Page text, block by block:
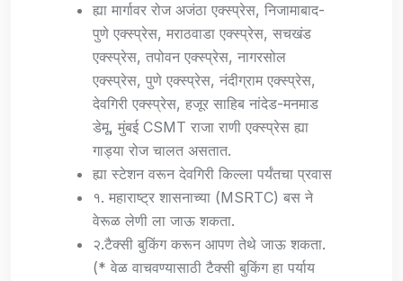
ह्या मार्गावर रोज अजंठा एक्स्प्रेस, निजामाबाद-
पुणे एक्स्प्रेस, मराठवाडा एक्स्प्रेस, सचखंड
एक्स्प्रेस, तपोवन एक्स्प्रेस, नागरसोल
एक्स्प्रेस, पुणे एक्स्प्रेस, नंदीग्राम एक्स्प्रेस,
देवगिरी एक्स्प्रेस, हजूर साहिब नांदेड-मनमाड
डेमू, मुंबई CSMT राजा राणी एक्स्प्रेस ह्या
गाड्या रोज चालत असतात.
ह्या स्टेशन वरून देवगिरी किल्ला पर्यंतचा प्रवास
१. महाराष्ट्र शासनाच्या (MSRTC) बस ने
वेरूळ लेणी ला जाऊ शकता.
२.टैक्सी बुकिंग करून आपण तेथे जाऊ शकता.
(* वेळ वाचवण्यासाठी टैक्सी बुकिंग हा पर्याय